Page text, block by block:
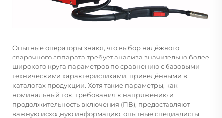
Опытные операторы знают, что выбор надёжного
сварочного аппарата требует анализа значительно более
широкого круга параметров по сравнению с базовыми
техническими характеристиками, приведёнными в
каталогах продукции. Хотя такие параметры, как
номинальный ток, требования к напряжению и
продолжительность включения (ПВ), предоставляют
важную исходную информацию, опытные специалисты